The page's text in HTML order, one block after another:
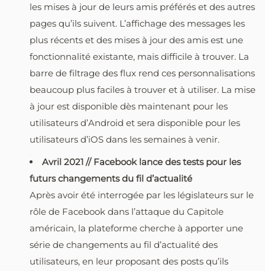
les mises à jour de leurs amis préférés et des autres
pages qu’ils suivent. L’affichage des messages les
plus récents et des mises à jour des amis est une
fonctionnalité existante, mais difficile à trouver. La
barre de filtrage des flux rend ces personnalisations
beaucoup plus faciles à trouver et à utiliser. La mise
à jour est disponible dès maintenant pour les
utilisateurs d’Android et sera disponible pour les
utilisateurs d’iOS dans les semaines à venir.
Avril 2021 // Facebook lance des tests pour les
futurs changements du fil d’actualité
Après avoir été interrogée par les législateurs sur le
rôle de Facebook dans l’attaque du Capitole
américain, la plateforme cherche à apporter une
série de changements au fil d’actualité des
utilisateurs, en leur proposant des posts qu’ils